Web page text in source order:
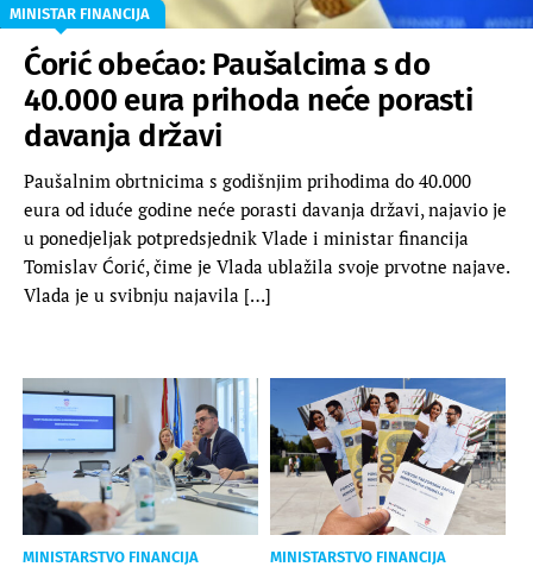
MINISTAR FINANCIJA
Ćorić obećao: Paušalcima s do
40.000 eura prihoda neće porasti
davanja državi
Paušalnim obrtnicima s godišnjim prihodima do 40.000
eura od iduće godine neće porasti davanja državi, najavio je
u ponedjeljak potpredsjednik Vlade i ministar financija
Tomislav Ćorić, čime je Vlada ublažila svoje prvotne najave.
Vlada je u svibnju najavila […]
MINISTARSTVO FINANCIJA MINISTARSTVO FINANCIJA